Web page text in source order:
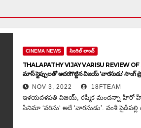
CINEMA NEWS సింగిల్ లాంచ్
THALAPATHY VIJAY VARISU REVIEW
మాస్ స్టెప్పులతో అదరగొట్టిన విజయ్ ‘వారసుడు’ సాంగ్
NOV 3, 2022 18FTEAM
ఇళయదళపతి విజయ్, రష్మిక మందన్నా హీరో
సినిమా ‘వరిసు‘ అదే ‘వారసుడు’. వంశీ పైడిపల్లి